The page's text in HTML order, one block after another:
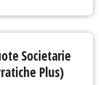
Societarie
Plus)